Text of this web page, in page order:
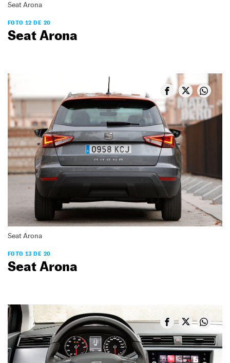
Seat Arona
FOTO 12 DE 20
Seat Arona
Seat Arona
FOTO 13 DE 20
Seat Arona